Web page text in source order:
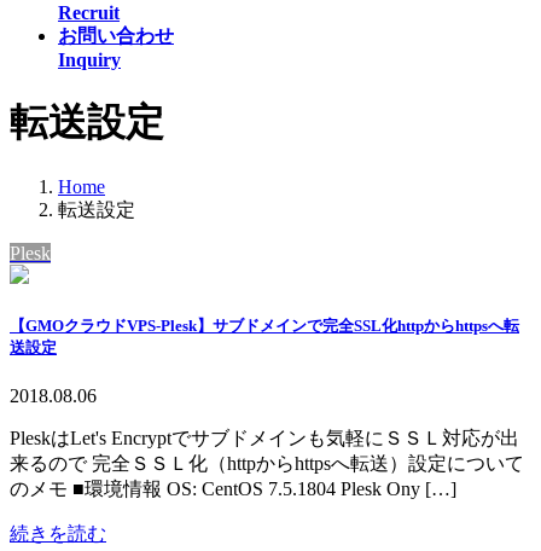
Recruit
お問い合わせ
Inquiry
転送設定
Home
転送設定
Plesk
【GMOクラウドVPS-Plesk】サブドメインで完全SSL化httpからhttpsへ転
送設定
2018.08.06
PleskはLet's Encryptでサブドメインも気軽にＳＳＬ対応が出
来るので 完全ＳＳＬ化（httpからhttpsへ転送）設定について
のメモ ■環境情報 OS: ‪CentOS 7.5.1804 Plesk Ony […]
続きを読む